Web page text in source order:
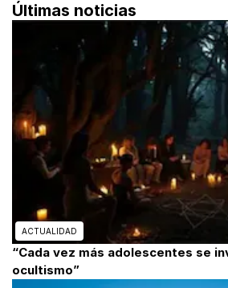
Últimas noticias
ACTUALIDAD
“Cada vez más adolescentes se
ocultismo”